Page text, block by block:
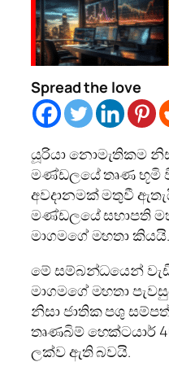
Spread the love
යූරියා නොමැතිකම
මණ්ඩලයේ තෘණ භූමි
අවදානමක් මතුවී
මණ්ඩලයේ සභාපති
මාගමගේ මහතා කියයි.
මේ සම්බන්ධයෙන්
මාගමගේ මහතා
නිසා ජාතික පශු
තෘණබිම් හෙක්ටයාර්
ලක්ව ඇති බවයි.